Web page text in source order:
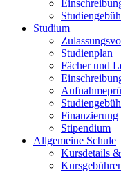
Studium
Studienplan
Fächer und
Finanzierung
Stipendium
Allgemeine Schule
Kursdetails